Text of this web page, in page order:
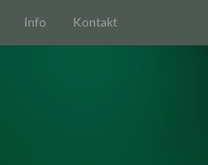
Info Kontakt